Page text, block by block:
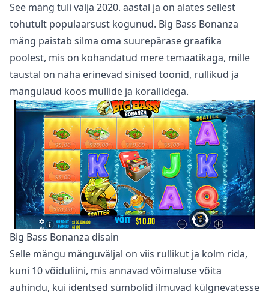
See mäng tuli välja 2020. aastal ja on alates sellest
tohutult populaarsust kogunud. Big Bass Bonanza
mäng paistab silma oma suurepärase graafika
poolest, mis on kohandatud mere temaatikaga, mille
taustal on näha erinevad sinised toonid, rullikud ja
mängulaud koos mullide ja korallidega.
Big Bass Bonanza disain
Selle mängu mänguväljal on viis rullikut ja kolm rida,
kuni 10 võiduliini, mis annavad võimaluse võita
auhindu, kui identsed sümbolid ilmuvad külgnevatesse